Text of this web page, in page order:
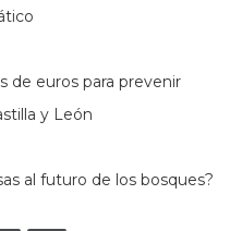
de euros para prevenir
y León
al futuro de los bosques?